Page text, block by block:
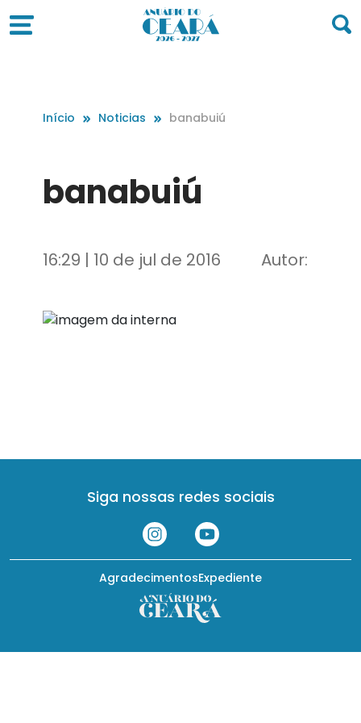
Início Noticias banabuiú
banabuiú
16:29 | 10 de jul de 2016 Autor:
Siga nossas redes sociais
Expediente
Agradecimentos